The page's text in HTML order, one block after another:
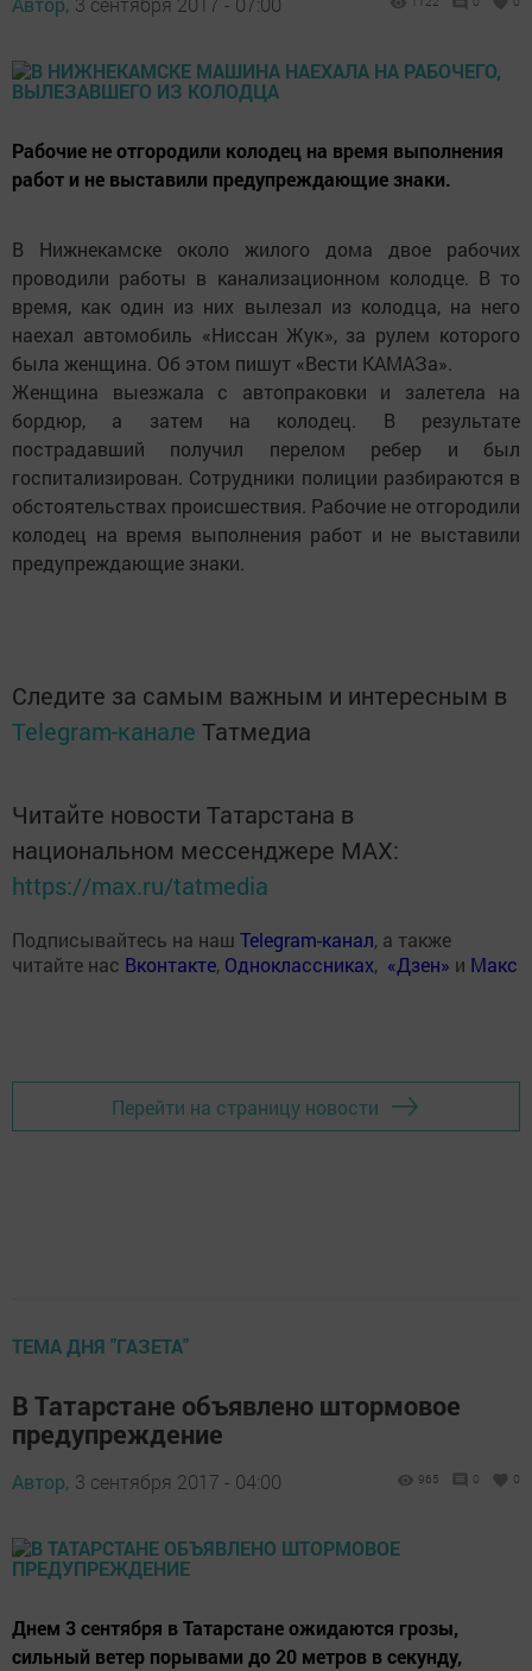
Рабочие не отгородили колодец на время выполнения
работ и не выставили предупреждающие знаки.
В Нижнекамске около жилого дома двое рабочих
проводили работы в канализационном колодце. В то
время, как один из них вылезал из колодца, на него
наехал автомобиль «Ниссан Жук», за рулем которого
была женщина. Об этом пишут «Вести КАМАЗа».
Женщина выезжала с автопраковки и залетела на
бордюр, а затем на колодец. В результате
пострадавший получил перелом ребер и был
госпитализирован. Сотрудники полиции разбираются в
обстоятельствах происшествия. Рабочие не отгородили
колодец на время выполнения работ и не выставили
предупреждающие знаки.
Следите за самым важным и интересным в
Telegram-канале Татмедиа
Читайте новости Татарстана в
национальном мессенджере MАХ:
https://max.ru/tatmedia
Подписывайтесь на наш Telegram-канал, а также
читайте нас Вконтакте, Одноклассниках, «Дзен» и Макс
Перейти на страницу новости
ТЕМА ДНЯ "ГАЗЕТА"
В Татарстане объявлено штормовое
предупреждение
Автор, 3 сентября 2017 - 04:00 965 0 0
Днем 3 сентября в Татарстане ожидаются грозы,
сильный ветер порывами до 20 метров в секунду,